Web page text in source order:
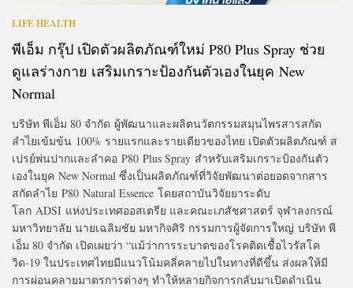
LIFE HEALTH
พีเอ็ม กรุ๊ป เปิดตัวผลิตภัณฑ์ใหม่ P80 Plus Spray ช่วย
ดูแลร่างกาย เสริมเกราะป้องกันตัวเองในยุค New
Normal
บริษัท พีเอ็ม 80 จำกัด ผู้พัฒนาและผลิตนวัตกรรมสมุนไพรสารสกัด
ลำไยเข้มข้น 100% รายแรกและรายเดียวของไทย เปิดตัวผลิตภัณฑ์ ส
เปรย์พ่นปากและลำคอ P80 Plus Spray สำหรับเสริมเกราะป้องกันตัว
เองในยุค New Normal ซึ่งเป็นผลิตภัณฑ์ที่วิจัยพัฒนาต่อยอดจากสาร
สกัดลำไย P80 Natural Essence โดยสถาบันวิจัยยาระดับ
โลก ADSI แห่งประเทศออสเตรีย และคณะเภสัชศาสตร์ จุฬาลงกรณ์
มหาวิทยาลัย นายเฉลิมชัย มหากิจศิริ กรรมการผู้จัดการใหญ่ บริษัท พี
เอ็ม 80 จำกัด เปิดเผยว่า “แม้ว่าการระบาดของโรคติดเชื้อไวรัสโค
วิด-19 ในประเทศไทยมีแนวโน้มคลี่คลายไปในทางที่ดีขึ้น ส่งผลให้มี
การผ่อนคลายมาตรการต่างๆ ทำให้หลายกิจการกลับมาเปิดดำเนิน